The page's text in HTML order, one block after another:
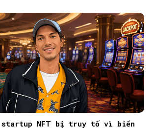
startup NFT bị truy tố vì biển